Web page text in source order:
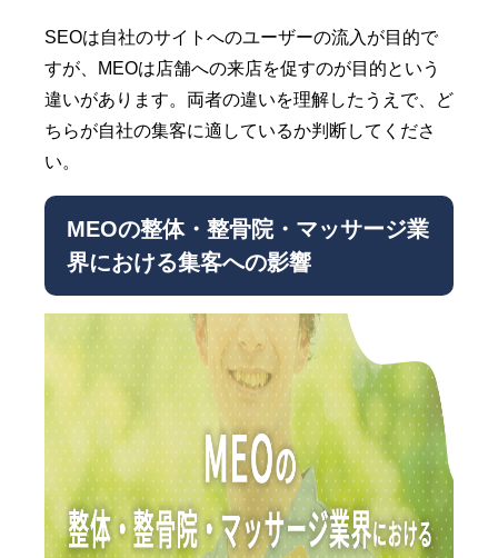
SEOは自社のサイトへのユーザーの流入が目的で
すが、MEOは店舗への来店を促すのが目的という
違いがあります。両者の違いを理解したうえで、ど
ちらが自社の集客に適しているか判断してくださ
い。
MEOの整体・整骨院・マッサージ業
界における集客への影響